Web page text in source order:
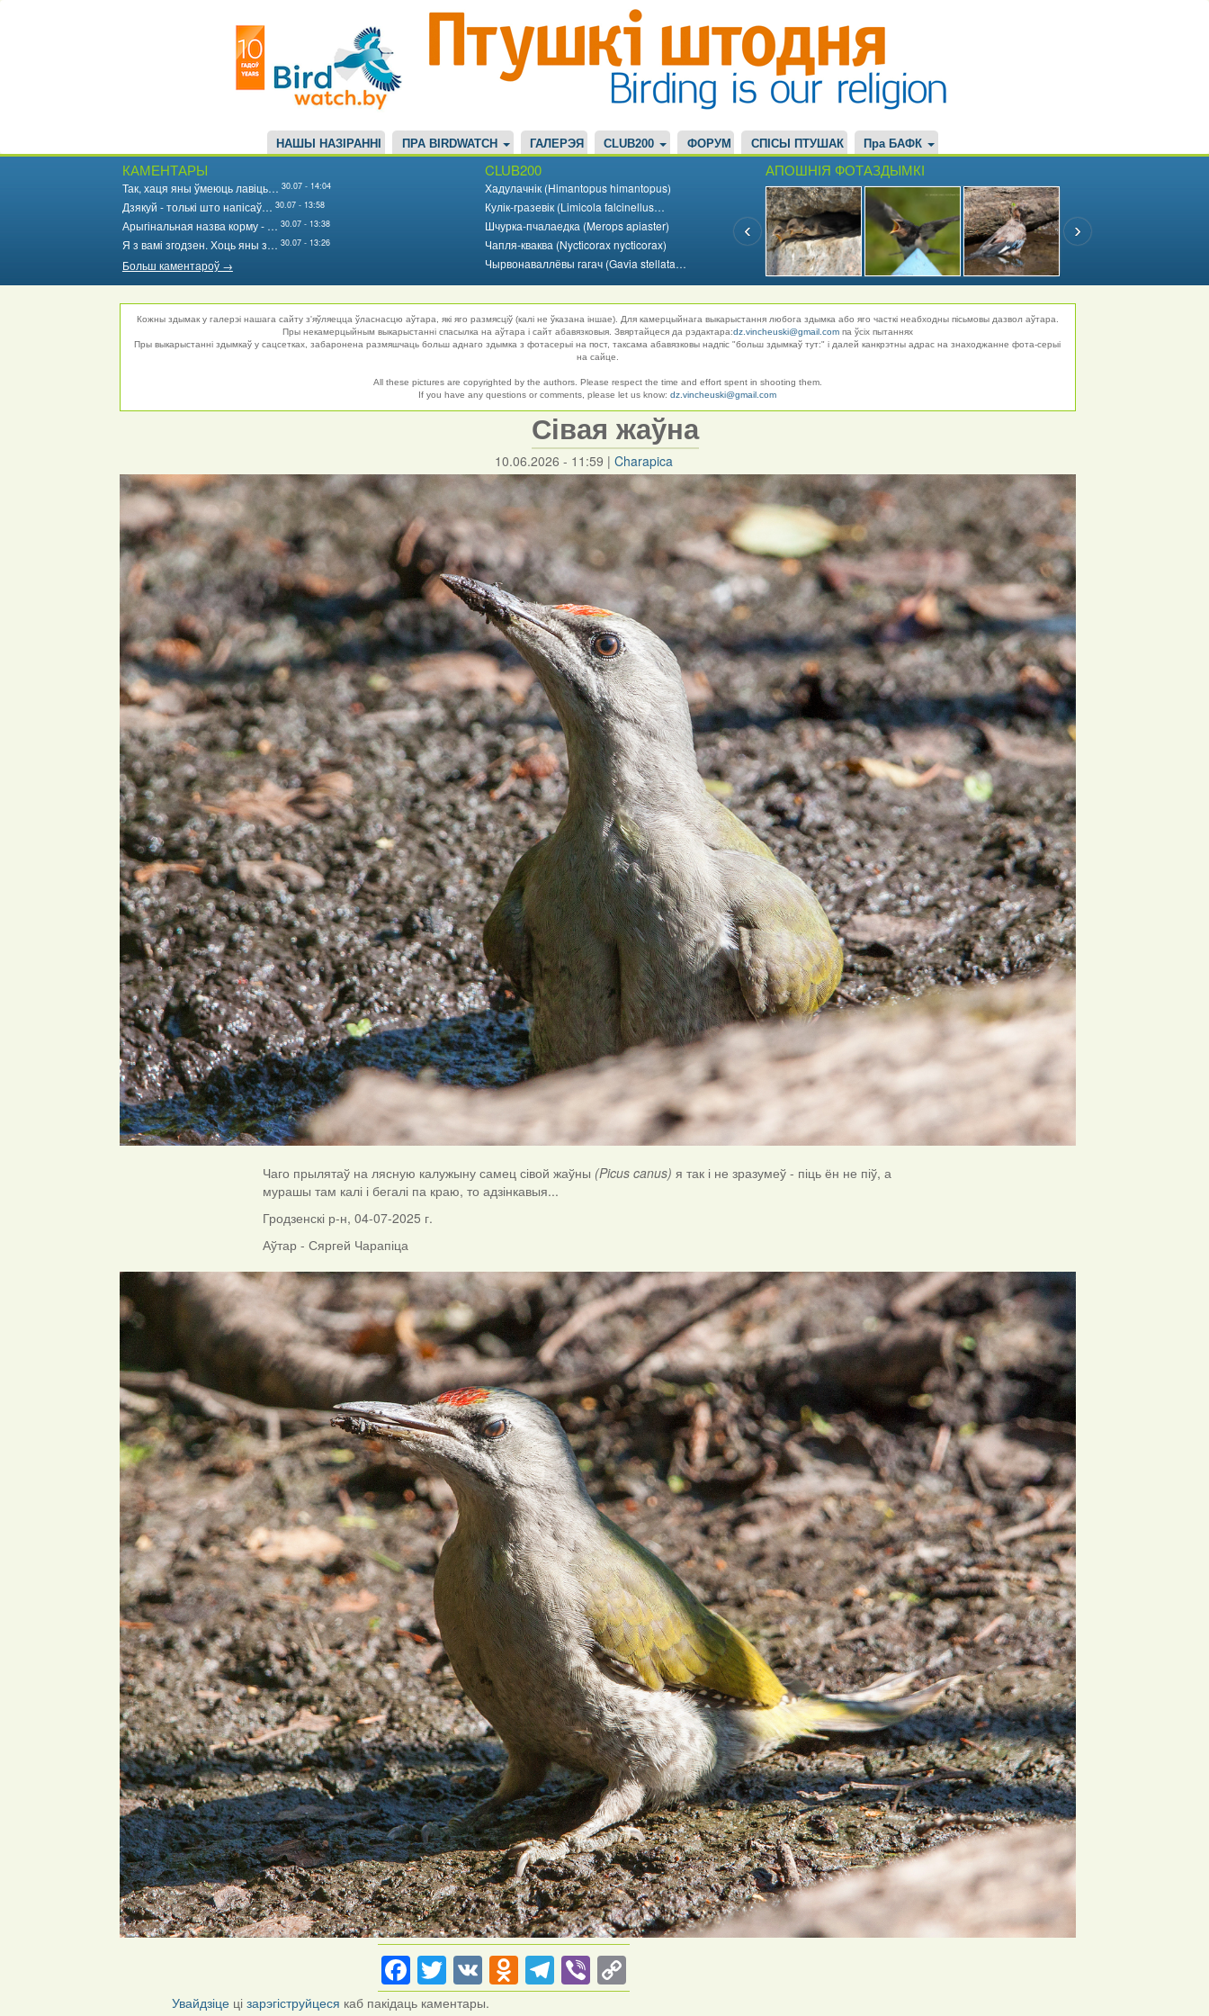
НАШЫ НАЗІРАННІ ПРА BIRDWATCH ГАЛЕРЭЯ CLUB200 ФОРУМ СПІСЫ ПТУШАК Пра БАФК
КАМЕНТАРЫ
Так, хаця яны ўмеюць лавіць… 30.07 - 14:04
Дзякуй - толькі што напісаў… 30.07 - 13:58
Арыгінальная назва корму - … 30.07 - 13:38
Я з вамі згодзен. Хоць яны з… 30.07 - 13:26
Больш каментароў →
CLUB200
Хадулачнік (Himantopus himantopus)
Кулік-гразевік (Limicola falcinellus…
Шчурка-пчалаедка (Merops apiaster)
Чапля-кваква (Nycticorax nycticorax)
Чырвонаваллёвы гагач (Gavia stellata…
АПОШНІЯ ФОТАЗДЫМКІ
Кожны здымак у галерэі нашага сайту з'яўляецца ўласнасцю аўтара, які яго размясціў (калі не ўказана іншае). Для камерцыйнага выкарыстання любога здымка або яго часткі неабходны пісьмовы дазвол аўтара.
Пры некамерцыйным выкарыстанні спасылка на аўтара і сайт абавязковыя. Звяртайцеся да рэдактара:dz.vincheuski@gmail.comпа ўсіх пытаннях
Пры выкарыстанні здымкаў у сацсетках, забаронена размяшчаць больш аднаго здымка з фотасерыі на пост, таксама абавязковы надпіс "больш здымкаў тут:" і далей канкрэтны адрас на знаходжанне фота-серыі
на сайце.
All these pictures are copyrighted by the authors. Please respect the time and effort spent in shooting them.
If you have any questions or comments, please let us know:dz.vincheuski@gmail.com
Сівая жаўна
10.06.2026 - 11:59 | Charapica
Чаго прылятаў на лясную калужыну самец сівой жаўны (Picus canus) я так і не зразумеў - піць ён не піў, а
мурашы там калі і бегалі па краю, то адзінкавыя...
Гродзенскі р-н, 04-07-2025 г.
Аўтар - Сяргей Чарапіца
Facebook
Twitter
VKOdnoklassniki
Telegram
ViberCopy
Link
Увайдзіце цізарэгіструйцеся каб пакідаць каментары.